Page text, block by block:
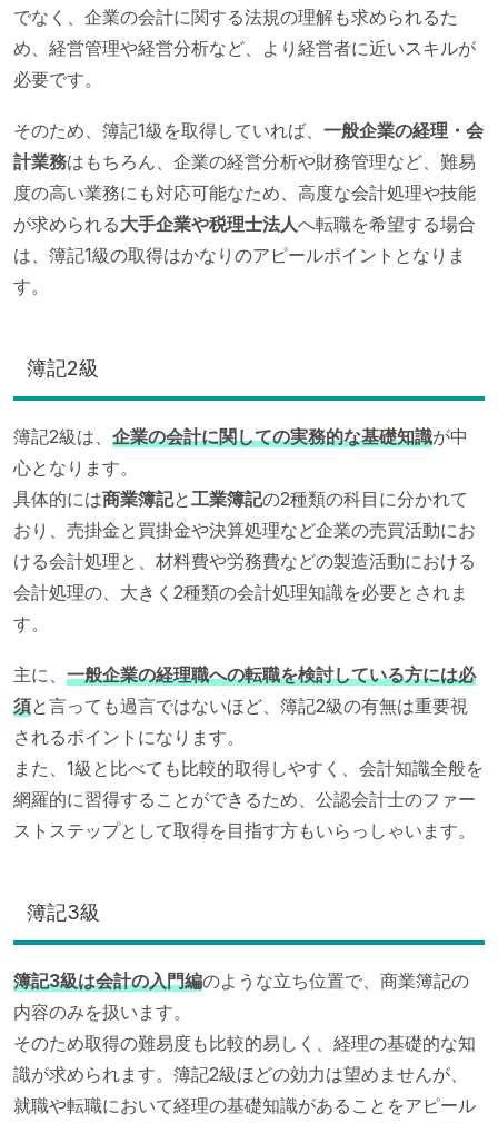
でなく、企業の会計に関する法規の理解も求められるた
め、経営管理や経営分析など、より経営者に近いスキルが
必要です。
そのため、簿記1級を取得していれば、 一般企業の経理・会
計業務はもちろん、企業の経営分析や財務管理など、難易
度の高い業務にも対応可能なため、高度な会計処理や技能
が求められる大手企業や税理士法人へ転職を希望する場合
は、簿記1級の取得はかなりのアピールポイントとなりま
す。
簿記2級
簿記2級は、 企業の会計に関しての実務的な基礎知識が中
心となります。
具体的には商業簿記と工業簿記の2種類の科目に分かれて
おり、売掛金と買掛金や決算処理など企業の売買活動にお
ける会計処理と、材料費や労務費などの製造活動における
会計処理の、大きく2種類の会計処理知識を必要とされま
す。
主に、 一般企業の経理職への転職を検討している方には必
須と言っても過言ではないほど、簿記2級の有無は重要視
されるポイントになります。
また、1級と比べても比較的取得しやすく、会計知識全般を
網羅的に習得することができるため、公認会計士のファー
ストステップとして取得を目指す方もいらっしゃいます。
簿記3級
簿記3級は会計の入門編のような立ち位置で、商業簿記の
内容のみを扱います。
そのため取得の難易度も比較的易しく、経理の基礎的な知
識が求められます。簿記2級ほどの効力は望めませんが、
就職や転職において経理の基礎知識があることをアピール